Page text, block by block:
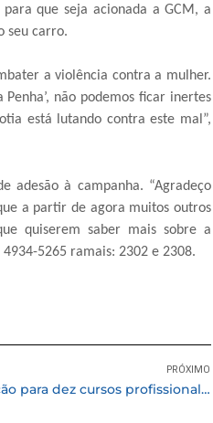
que seja acionada a GCM, a
seu carro.
a violência contra a mulher.
não podemos ficar inertes
está lutando contra este mal”,
à campanha. “Agradeço
a partir de agora muitos outros
quiserem saber mais sobre a
5265 ramais: 2302 e 2308.
PRÓXIMO
Prefeitura abre inscrição para dez cursos profissionalizantes gratuitos em parceria com o Senac a partir do dia 27/02